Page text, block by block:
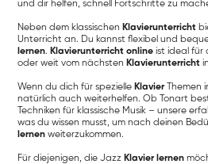
und dir helfen, schnell Fortschritte zu
Neben dem klassischen Klavierunterricht
Unterricht an. Du kannst flexibel und
lernen. Klavierunterricht online ist ideal für
oder weit vom nächsten Klavierunterricht
Wenn du dich für spezielle Klavier Themen
natürlich auch weiterhelfen. Ob Tonart
Techniken für klassische Musik – unsere
was du wissen musst, um nach deinen
lernen weiterzukommen.
Für diejenigen, die Jazz Klavier lernen